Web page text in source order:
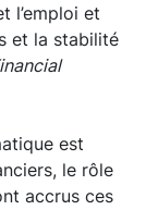
l’emploi et
et la stabilité
est
le rôle
accrus ces